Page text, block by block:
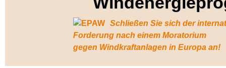
Schließen Sie sich der
Forderung nach einem Moratorium
gegen Windkraftanlagen in Europa an!